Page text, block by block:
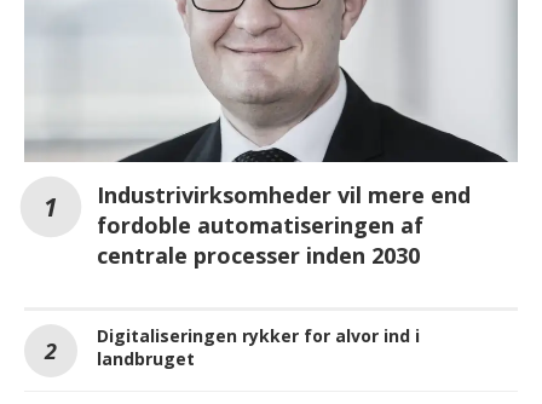
Industrivirksomheder vil mere end
fordoble automatiseringen af
centrale processer inden 2030
Digitaliseringen rykker for alvor ind i
landbruget